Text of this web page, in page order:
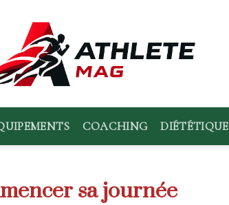
COACHING DIÉTÉTIQUE
sa journée